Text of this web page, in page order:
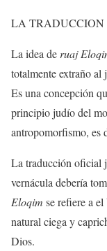
LA TRADUCCION
La idea de ruaj
totalmente extraño
Es una concepción
principio judío del
antropomorfismo, es
La traducción oficial
vernácula debería
Eloqim se refiere a
natural ciega y
Dios.